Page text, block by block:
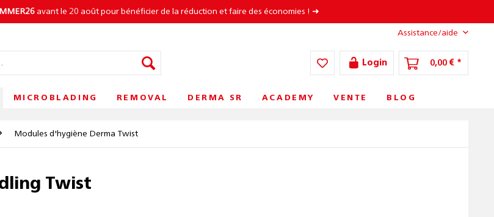
avant le 20 août pour bénéficier de la réduction et faire des économies ! ➜
Assistance/aide
Login 0,00 € *
MICROBLADING REMOVAL DERMA SR ACADEMY VENTE BLOG
Modules d'hygiène Derma Twist
Twist